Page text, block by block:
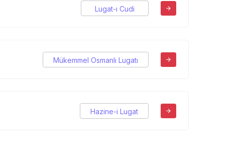
Lugat-ı Cudi
Mükemmel Osmanlı Lugatı
Hazine-i Lugat